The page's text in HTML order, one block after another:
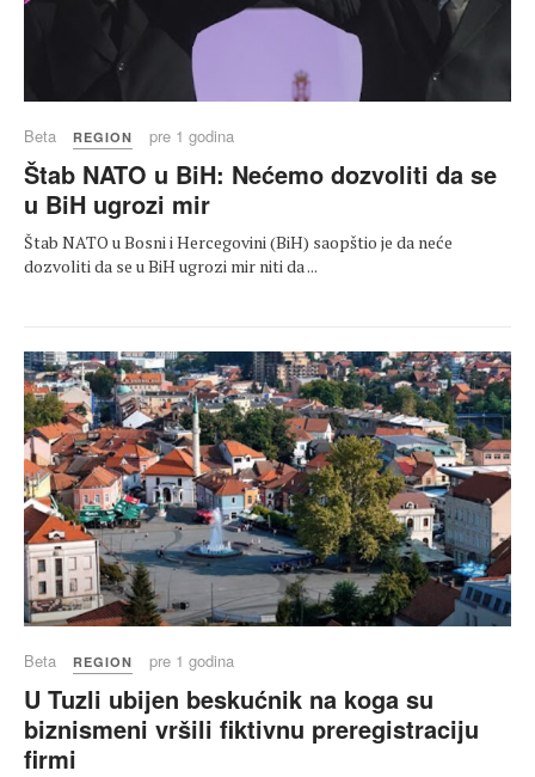
Beta REGION pre 1 godina
Štab NATO u BiH: Nećemo dozvoliti da se
u BiH ugrozi mir
Štab NATO u Bosni i Hercegovini (BiH) saopštio je da neće
dozvoliti da se u BiH ugrozi mir niti da ...
Beta REGION pre 1 godina
U Tuzli ubijen beskućnik na koga su
biznismeni vršili fiktivnu preregistraciju
firmi